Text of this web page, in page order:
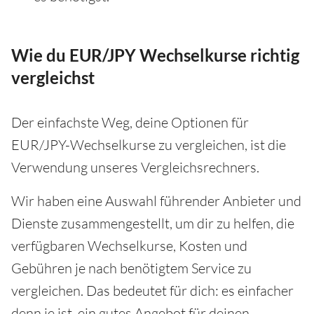
Wie du EUR/JPY Wechselkurse richtig
vergleichst
Der einfachste Weg, deine Optionen für
EUR/JPY-Wechselkurse zu vergleichen, ist die
Verwendung unseres Vergleichsrechners.
Wir haben eine Auswahl führender Anbieter und
Dienste zusammengestellt, um dir zu helfen, die
verfügbaren Wechselkurse, Kosten und
Gebühren je nach benötigtem Service zu
vergleichen. Das bedeutet für dich: es einfacher